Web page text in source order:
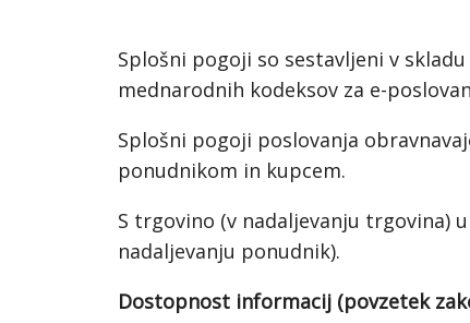
Splošni pogoji so sestavljeni v
mednarodnih kodeksov za e-
Splošni pogoji poslovanja
ponudnikom in kupcem.
S trgovino (v nadaljevanju trgovina)
nadaljevanju ponudnik).
Dostopnost informacij (povzetek